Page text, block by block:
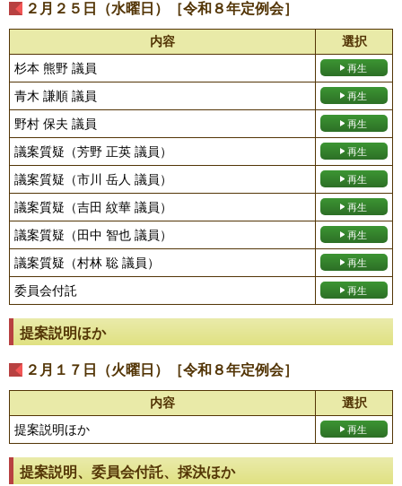
２月２５日（水曜日）［令和８年定例会］
内容
選択
杉本 熊野 議員
青木 謙順 議員
野村 保夫 議員
議案質疑（芳野 正英 議員）
議案質疑（市川 岳人 議員）
議案質疑（吉田 紋華 議員）
議案質疑（田中 智也 議員）
議案質疑（村林 聡 議員）
委員会付託
提案説明ほか
２月１７日（火曜日）［令和８年定例会］
内容
選択
提案説明ほか
提案説明、委員会付託、採決ほか